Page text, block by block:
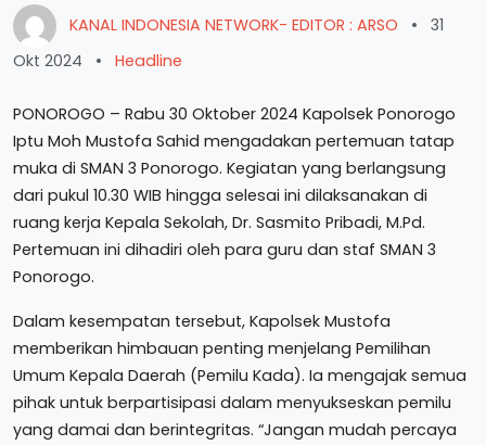
KANAL INDONESIA NETWORK- EDITOR : ARSO •
31
Okt 2024
• Headline
PONOROGO – Rabu 30 Oktober 2024 Kapolsek Ponorogo
Iptu Moh Mustofa Sahid mengadakan pertemuan tatap
muka di SMAN 3 Ponorogo. Kegiatan yang berlangsung
dari pukul 10.30 WIB hingga selesai ini dilaksanakan di
ruang kerja Kepala Sekolah, Dr. Sasmito Pribadi, M.Pd.
Pertemuan ini dihadiri oleh para guru dan staf SMAN 3
Ponorogo.
Dalam kesempatan tersebut, Kapolsek Mustofa
memberikan himbauan penting menjelang Pemilihan
Umum Kepala Daerah (Pemilu Kada). Ia mengajak semua
pihak untuk berpartisipasi dalam menyukseskan pemilu
yang damai dan berintegritas. “Jangan mudah percaya